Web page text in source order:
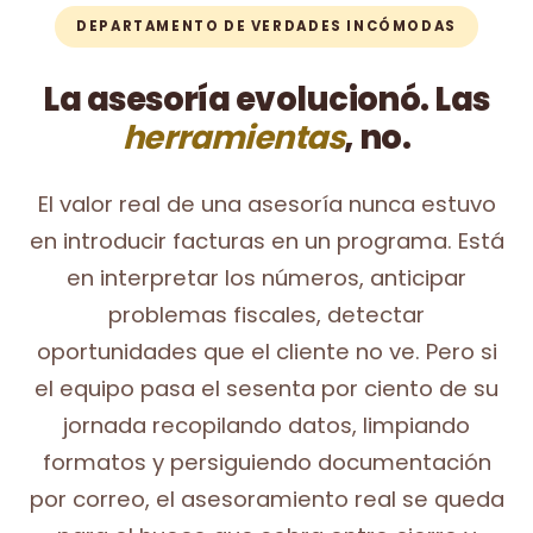
DEPARTAMENTO DE VERDADES INCÓMODAS
La asesoría evolucionó. Las
herramientas, no.
El valor real de una asesoría nunca estuvo
en introducir facturas en un programa. Está
en interpretar los números, anticipar
problemas fiscales, detectar
oportunidades que el cliente no ve. Pero si
el equipo pasa el sesenta por ciento de su
jornada recopilando datos, limpiando
formatos y persiguiendo documentación
por correo, el asesoramiento real se queda